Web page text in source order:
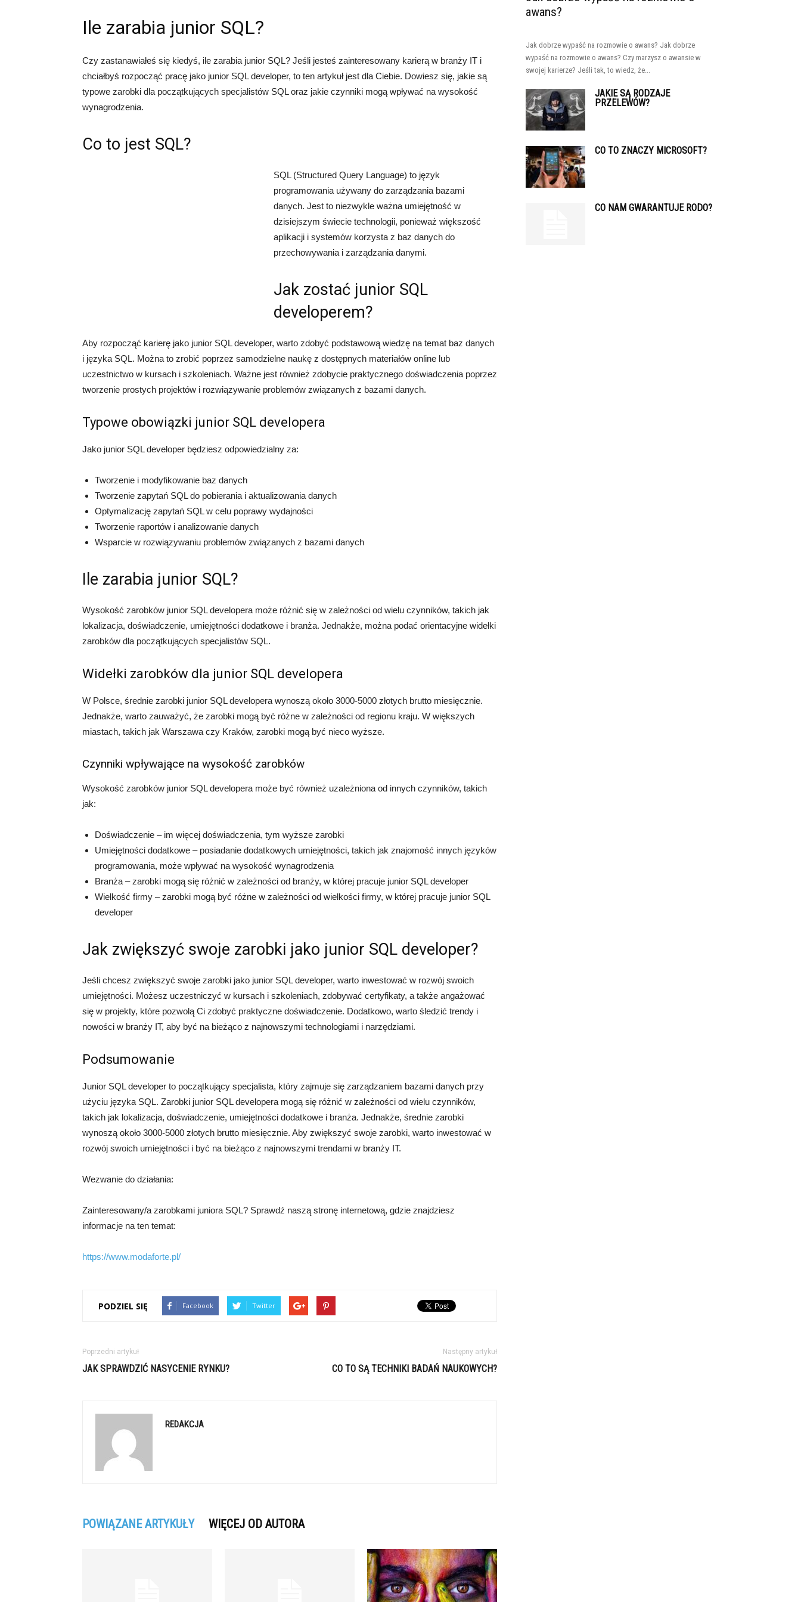
Ile zarabia junior SQL?
Czy zastanawiałeś się kiedyś, ile zarabia junior SQL? Jeśli jesteś zainteresowany karierą w branży IT i
chciałbyś rozpocząć pracę jako junior SQL developer, to ten artykuł jest dla Ciebie. Dowiesz się, jakie są
typowe zarobki dla początkujących specjalistów SQL oraz jakie czynniki mogą wpływać na wysokość
wynagrodzenia.
Co to jest SQL?
SQL (Structured Query Language) to język
programowania używany do zarządzania bazami
danych. Jest to niezwykle ważna umiejętność w
dzisiejszym świecie technologii, ponieważ większość
aplikacji i systemów korzysta z baz danych do
przechowywania i zarządzania danymi.
Jak zostać junior SQL
developerem?
Aby rozpocząć karierę jako junior SQL developer, warto zdobyć podstawową wiedzę na temat baz danych
i języka SQL. Można to zrobić poprzez samodzielne naukę z dostępnych materiałów online lub
uczestnictwo w kursach i szkoleniach. Ważne jest również zdobycie praktycznego doświadczenia poprzez
tworzenie prostych projektów i rozwiązywanie problemów związanych z bazami danych.
Typowe obowiązki junior SQL developera
Jako junior SQL developer będziesz odpowiedzialny za:
Tworzenie i modyfikowanie baz danych
Tworzenie zapytań SQL do pobierania i aktualizowania danych
Optymalizację zapytań SQL w celu poprawy wydajności
Tworzenie raportów i analizowanie danych
Wsparcie w rozwiązywaniu problemów związanych z bazami danych
Ile zarabia junior SQL?
Wysokość zarobków junior SQL developera może różnić się w zależności od wielu czynników, takich jak
lokalizacja, doświadczenie, umiejętności dodatkowe i branża. Jednakże, można podać orientacyjne widełki
zarobków dla początkujących specjalistów SQL.
Widełki zarobków dla junior SQL developera
W Polsce, średnie zarobki junior SQL developera wynoszą około 3000-5000 złotych brutto miesięcznie.
Jednakże, warto zauważyć, że zarobki mogą być różne w zależności od regionu kraju. W większych
miastach, takich jak Warszawa czy Kraków, zarobki mogą być nieco wyższe.
Czynniki wpływające na wysokość zarobków
Wysokość zarobków junior SQL developera może być również uzależniona od innych czynników, takich
jak:
Doświadczenie – im więcej doświadczenia, tym wyższe zarobki
Umiejętności dodatkowe – posiadanie dodatkowych umiejętności, takich jak znajomość innych języków
programowania, może wpływać na wysokość wynagrodzenia
Branża – zarobki mogą się różnić w zależności od branży, w której pracuje junior SQL developer
Wielkość firmy – zarobki mogą być różne w zależności od wielkości firmy, w której pracuje junior SQL
developer
Jak zwiększyć swoje zarobki jako junior SQL developer?
Jeśli chcesz zwiększyć swoje zarobki jako junior SQL developer, warto inwestować w rozwój swoich
umiejętności. Możesz uczestniczyć w kursach i szkoleniach, zdobywać certyfikaty, a także angażować
się w projekty, które pozwolą Ci zdobyć praktyczne doświadczenie. Dodatkowo, warto śledzić trendy i
nowości w branży IT, aby być na bieżąco z najnowszymi technologiami i narzędziami.
Podsumowanie
Junior SQL developer to początkujący specjalista, który zajmuje się zarządzaniem bazami danych przy
użyciu języka SQL. Zarobki junior SQL developera mogą się różnić w zależności od wielu czynników,
takich jak lokalizacja, doświadczenie, umiejętności dodatkowe i branża. Jednakże, średnie zarobki
wynoszą około 3000-5000 złotych brutto miesięcznie. Aby zwiększyć swoje zarobki, warto inwestować w
rozwój swoich umiejętności i być na bieżąco z najnowszymi trendami w branży IT.
Wezwanie do działania:
Zainteresowany/a zarobkami juniora SQL? Sprawdź naszą stronę internetową, gdzie znajdziesz
informacje na ten temat:
https://www.modaforte.pl/
PODZIEL SIĘ Facebook Twitter
Poprzedni artykuł
JAK SPRAWDZIĆ NASYCENIE RYNKU?
Następny artykuł
CO TO SĄ TECHNIKI BADAŃ NAUKOWYCH?
REDAKCJA
POWIĄZANE ARTYKUŁY WIĘCEJ OD AUTORA
awans?
Jak dobrze wypaść na rozmowie o awans? Jak dobrze
wypaść na rozmowie o awans? Czy marzysz o awansie w
swojej karierze? Jeśli tak, to wiedz, że...
JAKIE SĄ RODZAJE
PRZELEWÓW?
CO TO ZNACZY MICROSOFT?
CO NAM GWARANTUJE RODO?